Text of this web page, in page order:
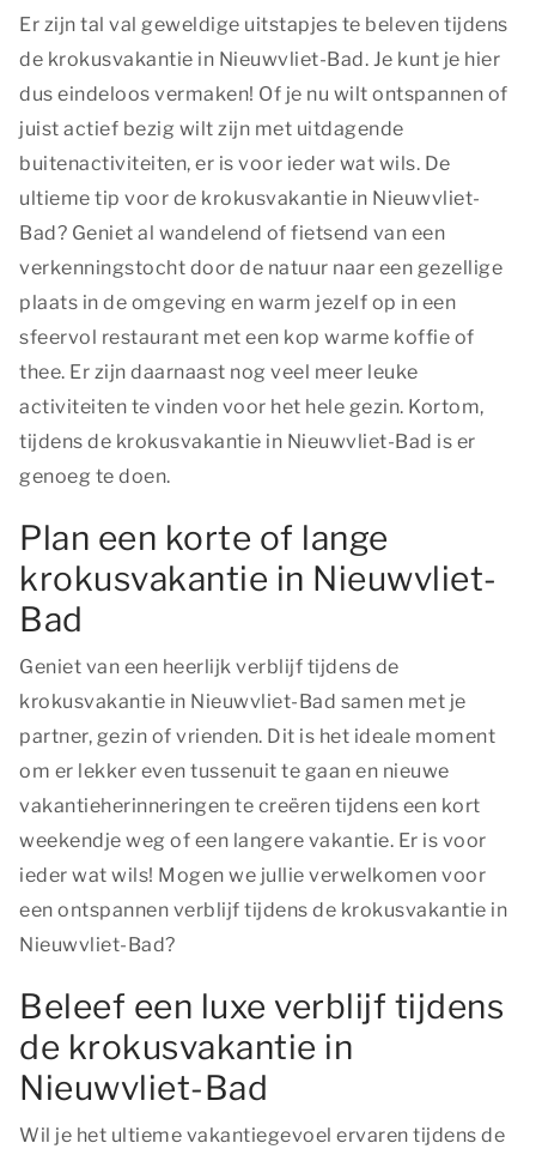
Er zijn tal val geweldige uitstapjes te beleven tijdens
de krokusvakantie in Nieuwvliet-Bad. Je kunt je hier
dus eindeloos vermaken! Of je nu wilt ontspannen of
juist actief bezig wilt zijn met uitdagende
buitenactiviteiten, er is voor ieder wat wils. De
ultieme tip voor de krokusvakantie in Nieuwvliet-
Bad? Geniet al wandelend of fietsend van een
verkenningstocht door de natuur naar een gezellige
plaats in de omgeving en warm jezelf op in een
sfeervol restaurant met een kop warme koffie of
thee. Er zijn daarnaast nog veel meer leuke
activiteiten te vinden voor het hele gezin. Kortom,
tijdens de krokusvakantie in Nieuwvliet-Bad is er
genoeg te doen.
Plan een korte of lange
krokusvakantie in Nieuwvliet-
Bad
Geniet van een heerlijk verblijf tijdens de
krokusvakantie in Nieuwvliet-Bad samen met je
partner, gezin of vrienden. Dit is het ideale moment
om er lekker even tussenuit te gaan en nieuwe
vakantieherinneringen te creëren tijdens een kort
weekendje weg of een langere vakantie. Er is voor
ieder wat wils! Mogen we jullie verwelkomen voor
een ontspannen verblijf tijdens de krokusvakantie in
Nieuwvliet-Bad?
Beleef een luxe verblijf tijdens
de krokusvakantie in
Nieuwvliet-Bad
Wil je het ultieme vakantiegevoel ervaren tijdens de